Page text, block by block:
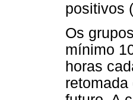
positivos
Os
mínimo
horas